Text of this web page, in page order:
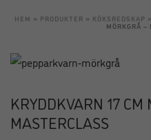
HEM » PRODUKTER » KÖKSREDSKAP »
MÖRKGRÅ –
KRYDDKVARN 17 CM
MASTERCLASS